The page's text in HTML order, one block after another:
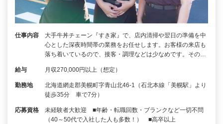
仕事内容
大手牛丼チェーン『すき家』で、店内清掃や翌日の準備を中
心とした深夜時間帯の業務をお任せします。お客様の来店も
落ち着いているので、接客・調理などは少なめです。その…
給与 月収270,000円以上（想定）
勤務地
北海道網走郡美幌町字青山北46-1（石北本線「美幌駅」より
徒歩35分 車で7分）
応募資格
未経験者大歓迎 ■年齢・転職回数・ブランクなど一切不問
（40～50代で入社した人も多数！） ■高卒以上